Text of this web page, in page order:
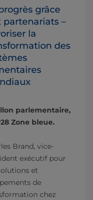
grâce
partenariats –
la
des
parlementaire,
Zone bleue.
Brand, vice-
exécutif pour
et
de
chez